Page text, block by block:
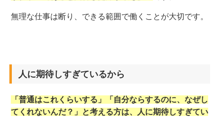
無理な仕事は断り、できる範囲で働くことが大切です。
人に期待しすぎているから
「普通はこれくらいする」「自分ならするのに、なぜし
てくれないんだ？」と考える方は、人に期待しすぎてい